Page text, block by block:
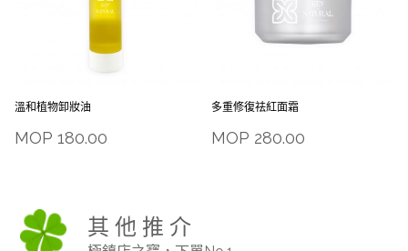
溫和植物卸妝油
MOP 180.00
多重修復祛紅面霜
MOP 280.00
其 他 推 介